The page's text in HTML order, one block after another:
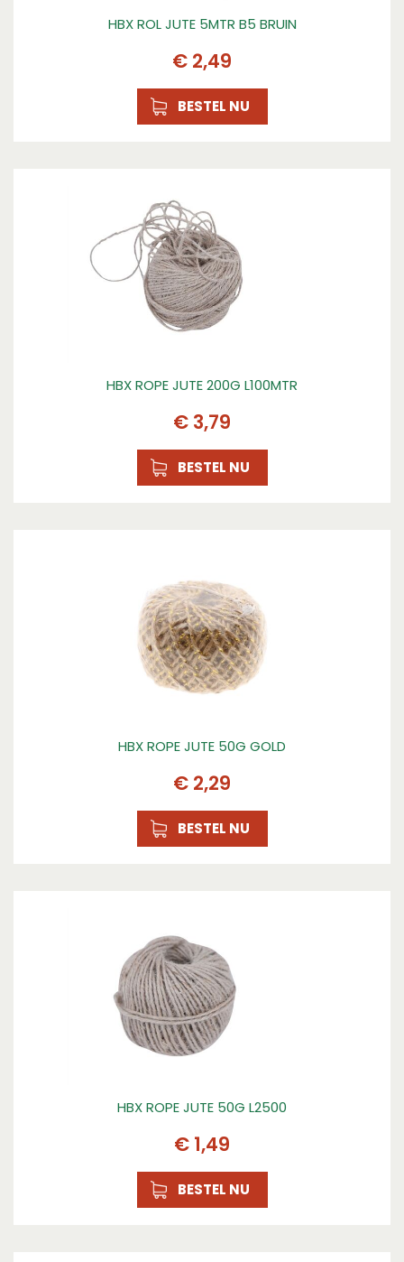
HBX ROL JUTE 5MTR B5 BRUIN
€ 2,49
BESTEL NU
HBX ROPE JUTE 200G L100MTR
€ 3,79
BESTEL NU
HBX ROPE JUTE 50G GOLD
€ 2,29
BESTEL NU
HBX ROPE JUTE 50G L2500
€ 1,49
BESTEL NU